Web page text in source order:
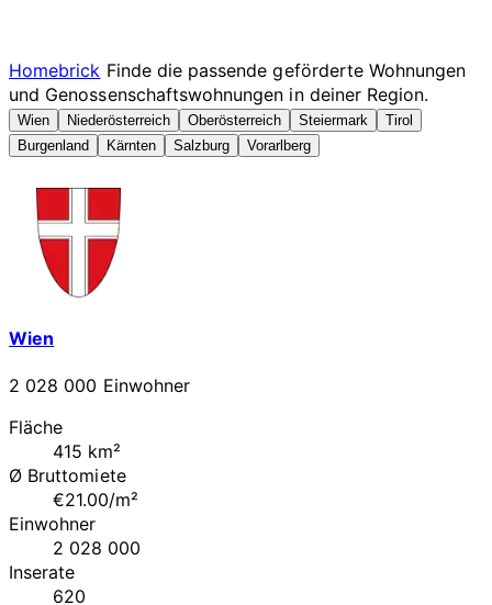
Homebrick Finde die passende geförderte Wohnungen
und Genossenschaftswohnungen in deiner Region.
Wien Niederösterreich Oberösterreich Steiermark
Tirol
Burgenland
Kärnten Salzburg Vorarlberg
Wien
2 028 000 Einwohner
Fläche
415 km²
Ø Bruttomiete
€21.00/m²
Einwohner
2 028 000
Inserate
620